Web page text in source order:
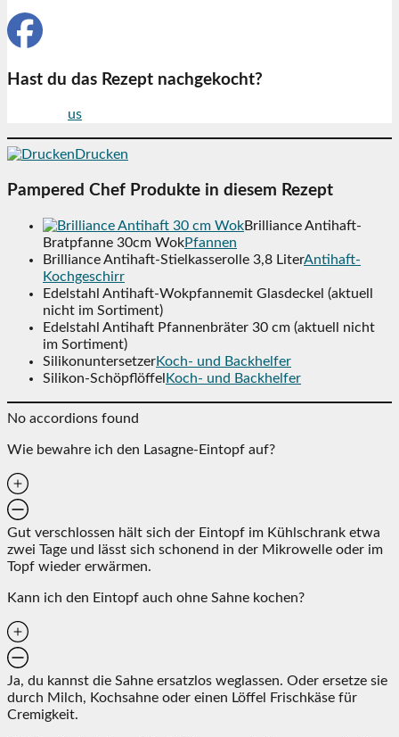
Hast du das Rezept nachgekocht?
us
Drucken
Pampered Chef Produkte in diesem Rezept
Brilliance Antihaft-
Bratpfanne 30cm WokPfannen
Brilliance Antihaft-Stielkasserolle 3,8 LiterAntihaft-
Kochgeschirr
Edelstahl Antihaft-Wokpfannemit Glasdeckel (aktuell
nicht im Sortiment)
Edelstahl Antihaft Pfannenbräter 30 cm (aktuell nicht
im Sortiment)
SilikonuntersetzerKoch- und Backhelfer
Silikon-Schöpflöffel Koch- und Backhelfer
No accordions found
Wie bewahre ich den Lasagne-Eintopf auf?
Gut verschlossen hält sich der Eintopf im Kühlschrank etwa
zwei Tage und lässt sich schonend in der Mikrowelle oder im
Topf wieder erwärmen.
Kann ich den Eintopf auch ohne Sahne kochen?
Ja, du kannst die Sahne ersatzlos weglassen. Oder ersetze sie
durch Milch, Kochsahne oder einen Löffel Frischkäse für
Cremigkeit.